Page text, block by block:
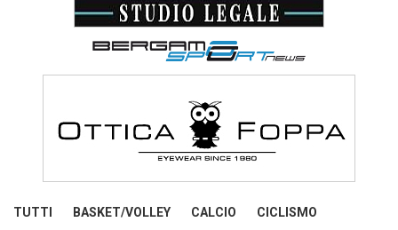
TUTTI BASKET/VOLLEY CALCIO CICLISMO